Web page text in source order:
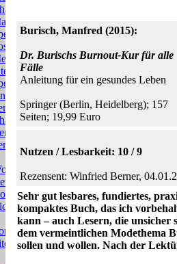
Burisch, Manfred (2015):
Dr. Burischs Burnout-Kur für alle
Fälle
Anleitung für ein gesundes Leben
Springer (Berlin, Heidelberg); 157
Seiten; 19,99 Euro
Nutzen / Lesbarkeit: 10 / 9
Rezensent: Winfried Berner,
Sehr gut lesbares, fundiertes,
kompaktes Buch, das ich
kann – auch Lesern, die unsicher
dem vermeintlichen Modethema
sollen und wollen. Nach der